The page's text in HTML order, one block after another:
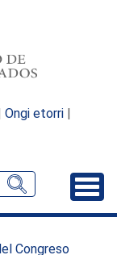
Ongi etorri |
Congreso